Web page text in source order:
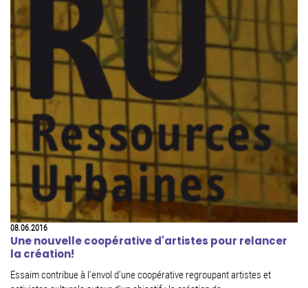
08.06.2016
Une nouvelle coopérative d'artistes pour relancer
la création!
Essaim contribue à l'envol d'une coopérative regroupant artistes et